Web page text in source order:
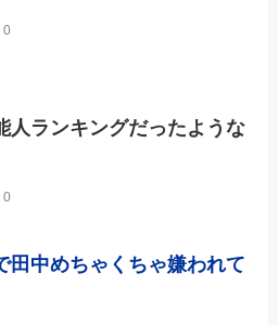
0
人ランキングだったような
0
田中めちゃくちゃ嫌われて